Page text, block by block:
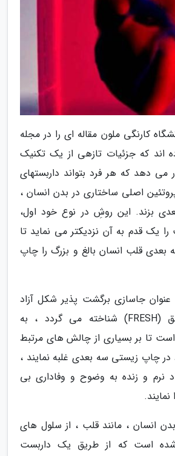
کارنگی ملون مقاله ای را در مجله
اند که جزئیات تازهی از یک تکنیک
می دهد که هر فرد بتواند داربستهای
پروتئین اصلی ساختاری در بدن انسان ،
بزند. این روشِ در نوع خود اول،
یک قدم به آن نزدیکتر می نماید تا
بعدی قلب انسان بالغ و بزرگ را چاپ
جاسازی برگشت پذیر شکل آزاد
هیدروژل های معلق (FRESH) شناخته می گردد ، به
است تا بر بسیاری از چالش های مرتبط
چاپ زیستی سه بعدی غلبه نمایند ،
نرم و زنده به وضوح و وفاداری بی
انسان ، مانند قلب ، از سلول های
است که از طریق یک داربست